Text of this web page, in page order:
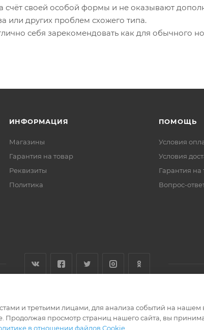
счёт своей особой формы и не оказывают
или других проблем схожего типа.
себя зарекомендовать как для обычного
ИНФОРМАЦИЯ
Магазины
Гарантия на товар
Реквизиты
Политика
ПОМОЩЬ
Условия
Условия
Гарантия на
Вопрос-
и третьими лицами, для анализа событий на нашем
Продолжая просмотр страниц нашего сайта, вы
в отношении файлов Cookie